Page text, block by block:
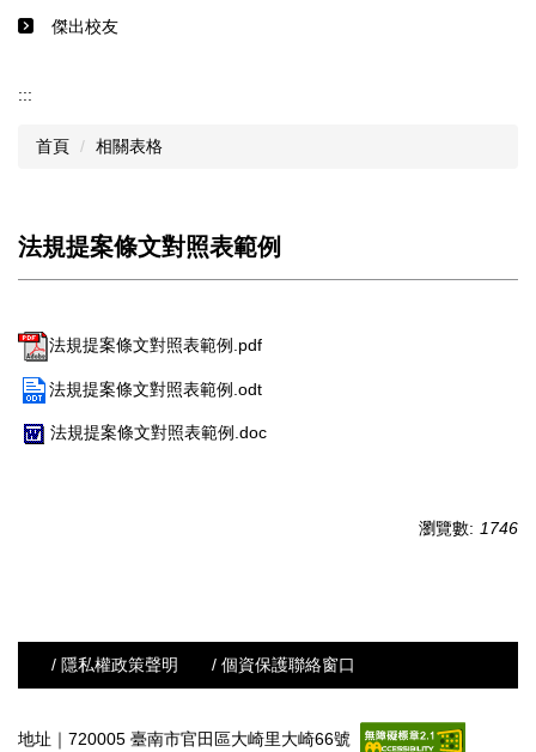
傑出校友
:::
首頁 相關表格
法規提案條文對照表範例
法規提案條文對照表範例.pdf
法規提案條文對照表範例.odt
法規提案條文對照表範例.doc
瀏覽數: 1746
/ 隱私權政策聲明 / 個資保護聯絡窗口
地址｜720005 臺南市官田區大崎里大崎66號